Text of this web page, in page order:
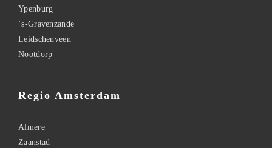
Ypenburg
‘s-Gravenzande
Leidschenveen
Nootdorp
Regio Amsterdam
Almere
Zaanstad